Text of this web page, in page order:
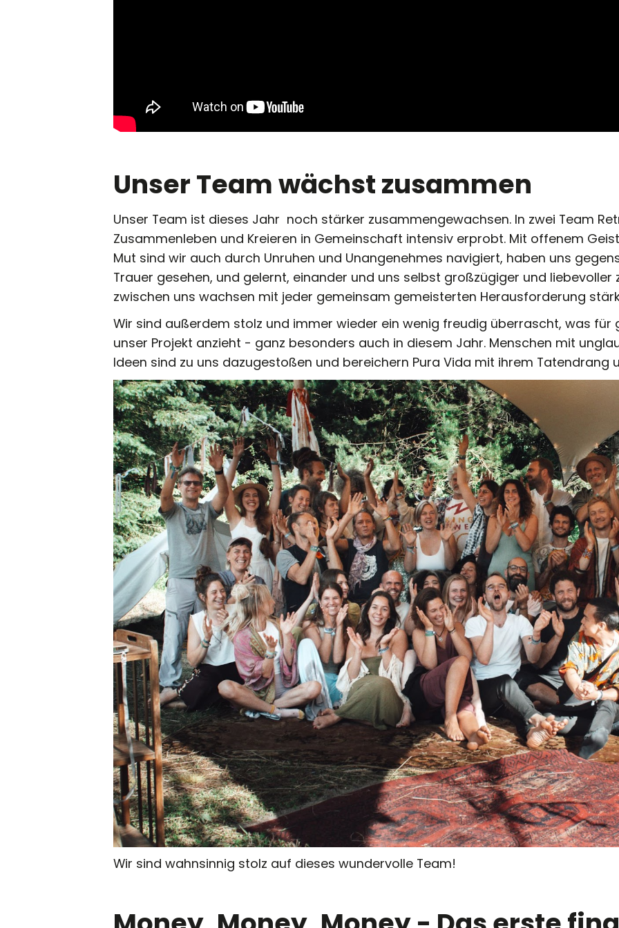
Unser Team wächst zusammen
Unser Team ist dieses Jahr noch stärker zusammengewachsen. In zwei Team
Zusammenleben und Kreieren in Gemeinschaft intensiv erprobt. Mit offenem
Mut sind wir auch durch Unruhen und Unangenehmes navigiert, haben uns
Trauer gesehen, und gelernt, einander und uns selbst großzügiger und liebevoller
zwischen uns wachsen mit jeder gemeinsam gemeisterten Herausforderung
Wir sind außerdem stolz und immer wieder ein wenig freudig überrascht, was für
unser Projekt anzieht - ganz besonders auch in diesem Jahr. Menschen mit
Ideen sind zu uns dazugestoßen und bereichern Pura Vida mit ihrem Tatendrang
Wir sind wahnsinnig stolz auf dieses wundervolle Team!